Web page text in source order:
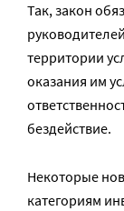
Так, закон
территории
оказания им
бездействие.
Некоторые
категориям